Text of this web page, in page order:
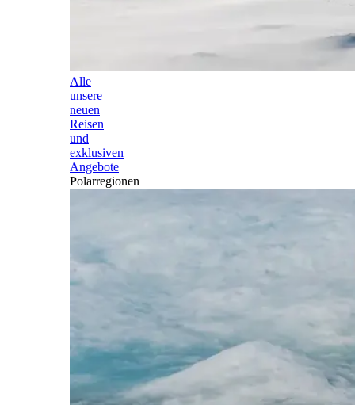
Alle
unsere
neuen
Reisen
und
exklusiven
Angebote
Polarregionen